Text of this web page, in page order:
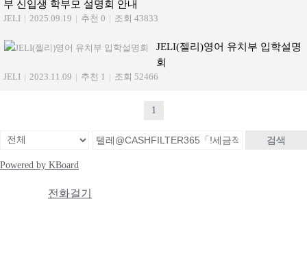
부 신입생 학부모 설명회 안내
JELI | 2025.09.19 | 추천 0 | 조회 43833
JELI(젤리)영어 유치부 입학설명
회
JELI | 2023.11.09 | 추천 1 | 조회 52466
1
검색
Powered by KBoard
전화걸기